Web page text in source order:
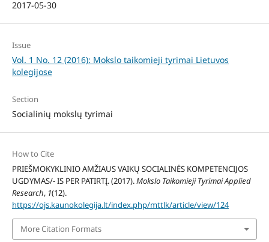
2017-05-30
Issue
Vol. 1 No. 12 (2016): Mokslo taikomieji tyrimai Lietuvos
kolegijose
Section
Socialinių mokslų tyrimai
How to Cite
PRIEŠMOKYKLINIO AMŽIAUS VAIKŲ SOCIALINĖS KOMPETENCIJOS
UGDYMAS/- IS PER PATIRTĮ. (2017).Mokslo Taikomieji Tyrimai Applied
Research, 1(12).
https://ojs.kaunokolegija.lt/index.php/mttlk/article/view/124
More Citation Formats